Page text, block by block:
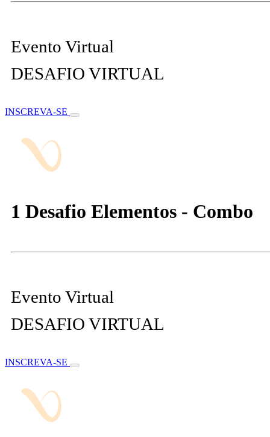
Evento Virtual
DESAFIO VIRTUAL
INSCREVA-SE
1 Desafio Elementos - Combo
Evento Virtual
DESAFIO VIRTUAL
INSCREVA-SE